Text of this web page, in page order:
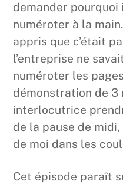
demander
numéroter à la main.
appris que c’était
l’entreprise ne
numéroter les
démonstration de 3
interlocutrice
de la pause de
de moi dans les
Cet épisode paraît